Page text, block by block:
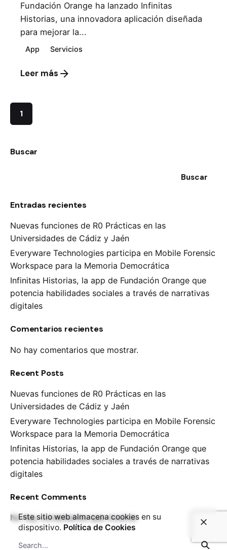
Buscar
Buscar
Entradas recientes
Nuevas funciones de R0 Prácticas en las
Universidades de Cádiz y Jaén
Everyware Technologies participa en Mobile Forensic
Workspace para la Memoria Democrática
Infinitas Historias, la app de Fundación Orange que
potencia habilidades sociales a través de narrativas
digitales
Comentarios recientes
No hay comentarios que mostrar.
Recent Posts
Nuevas funciones de R0 Prácticas en las
Universidades de Cádiz y Jaén
Everyware Technologies participa en Mobile Forensic
Workspace para la Memoria Democrática
Infinitas Historias, la app de Fundación Orange que
potencia habilidades sociales a través de narrativas
digitales
Recent Comments
No hay comentarios que mostrar.
Fundación Orange ha lanzado Infinitas
Historias, una innovadora aplicación diseñada
para mejorar la...
App Servicios
Leer más
1
Este sitio web almacena cookies en su
dispositivo. Política de Cookies